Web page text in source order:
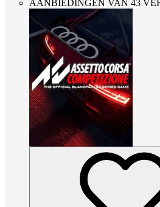
AANBIEDINGEN VAN 43